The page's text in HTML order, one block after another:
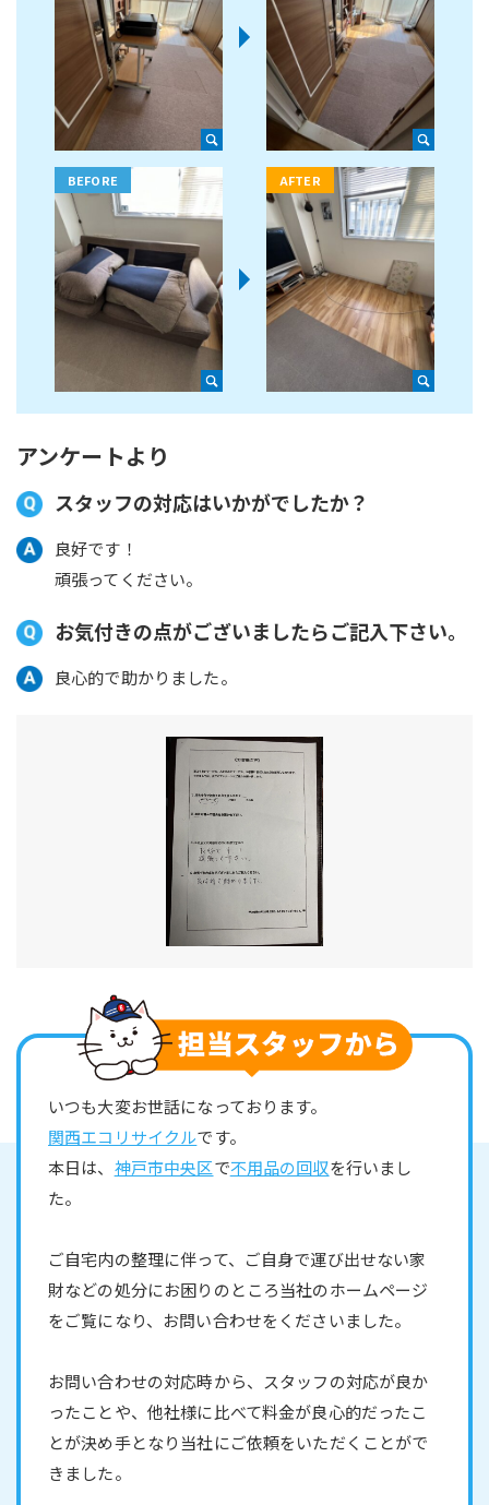
アンケートより
スタッフの対応はいかがでしたか？
良好です！
頑張ってください。
お気付きの点がございましたらご記入下さい。
良心的で助かりました。
いつも大変お世話になっております。
関西エコリサイクルです。
本日は、 神戸市中央区で不用品の回収を行いまし
た。
ご自宅内の整理に伴って、ご自身で運び出せない家
財などの処分にお困りのところ当社のホームページ
をご覧になり、お問い合わせをくださいました。
お問い合わせの対応時から、スタッフの対応が良か
ったことや、他社様に比べて料金が良心的だったこ
とが決め手となり当社にご依頼をいただくことがで
きました。